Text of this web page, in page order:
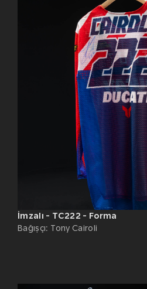
İmzalı - TC222 - Forma
Bağışçı: Tony Cairoli